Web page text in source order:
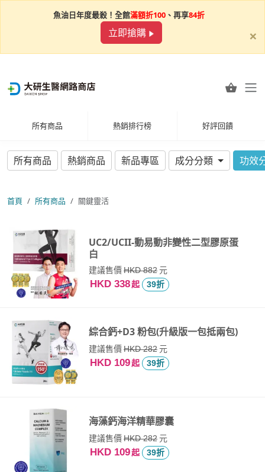
魚油日年度最殺！全館滿額折100 、再享84折
立即搶購 ×
所有商品 熱銷排行榜 好評回饋
所有商品 熱銷商品 新品專區 成分分類 功效
首頁 所有商品 關鍵靈活
UC2/UCII-動易動非變性二型膠原蛋
白
建議售價HKD 882元
HKD 338起 39折
綜合鈣+D3 粉包(升級版一包抵兩包)
建議售價HKD 282元
HKD 109起 39折
海藻鈣海洋精華膠囊
建議售價HKD 282元
HKD 109起 39折